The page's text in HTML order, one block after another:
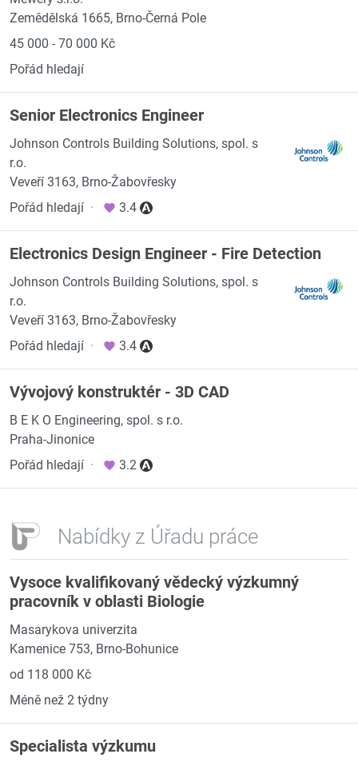
Zemědělská 1665, Brno-Černá Pole
45 000 - 70 000 Kč
Pořád hledají
Senior Electronics Engineer
Johnson Controls Building Solutions, spol. s
r.o.
Veveří 3163, Brno-Žabovřesky
Pořád hledají · 3.4
Electronics Design Engineer - Fire Detection
Johnson Controls Building Solutions, spol. s
r.o.
Veveří 3163, Brno-Žabovřesky
Pořád hledají · 3.4
Vývojový konstruktér - 3D CAD
B E K O Engineering, spol. s r.o.
Praha-Jinonice
Pořád hledají · 3.2
Nabídky z Úřadu práce
Vysoce kvalifikovaný vědecký výzkumný
pracovník v oblasti Biologie
Masarykova univerzita
Kamenice 753, Brno-Bohunice
od 118 000 Kč
Méně než 2 týdny
Specialista výzkumu